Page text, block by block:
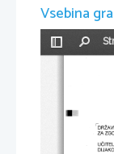
Vsebina
Preklopi